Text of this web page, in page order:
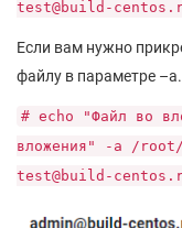
test@build-
Если вам нужно
файлу в параметре –a.
# echo "Файл во
вложения" -a /
test@build-